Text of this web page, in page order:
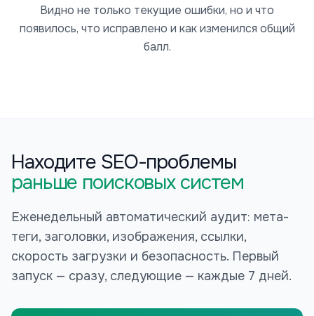
Видно не только текущие ошибки, но и что
появилось, что исправлено и как изменился общий
балл.
Находите SEO-проблемы
раньше поисковых систем
Еженедельный автоматический аудит: мета-
теги, заголовки, изображения, ссылки,
скорость загрузки и безопасность. Первый
запуск — сразу, следующие — каждые 7 дней.